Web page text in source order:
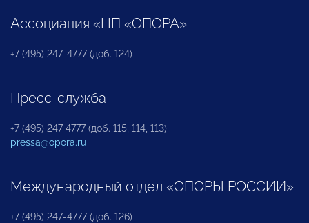
Ассоциация «НП «ОПОРА»
+7 (495) 247-4777 (доб. 124)
Пресс-служба
+7 (495) 247 4777 (доб. 115, 114, 113)
pressa@opora.ru
Международный отдел «ОПОРЫ РОССИИ»
+7 (495) 247-4777 (доб. 126)